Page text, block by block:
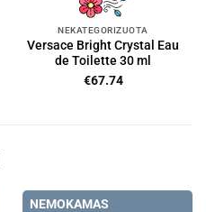
NEKATEGORIZUOTA
Versace Bright Crystal Eau
de Toilette 30 ml
€67.74
NEMOKAMAS